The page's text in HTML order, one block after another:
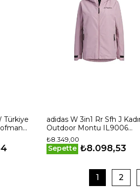
Türkiye
adidas W 3in1 Rr Sfh J
Outdoor Montu IL9006
Pembe
₺8.349,00
Sepette ₺8.098,53
1 2